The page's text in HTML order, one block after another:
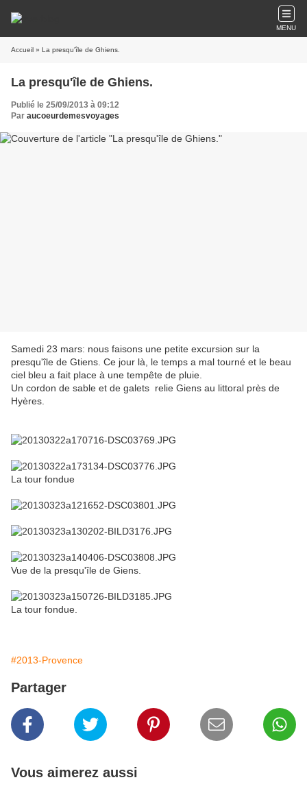
MENU
Accueil » La presqu'île de Ghiens.
La presqu'île de Ghiens.
Publié le 25/09/2013 à 09:12
Par aucoeurdemesvoyages
Samedi 23 mars: nous faisons une petite excursion sur la
presqu'île de Gtiens. Ce jour là, le temps a mal tourné et le beau
ciel bleu a fait place à une tempête de pluie.
Un cordon de sable et de galets relie Giens au littoral près de
Hyères.
La tour fondue
Vue de la presqu'île de Giens.
La tour fondue.
#2013-Provence
Partager
Vous aimerez aussi